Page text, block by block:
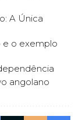
A Única
e o exemplo
angolano